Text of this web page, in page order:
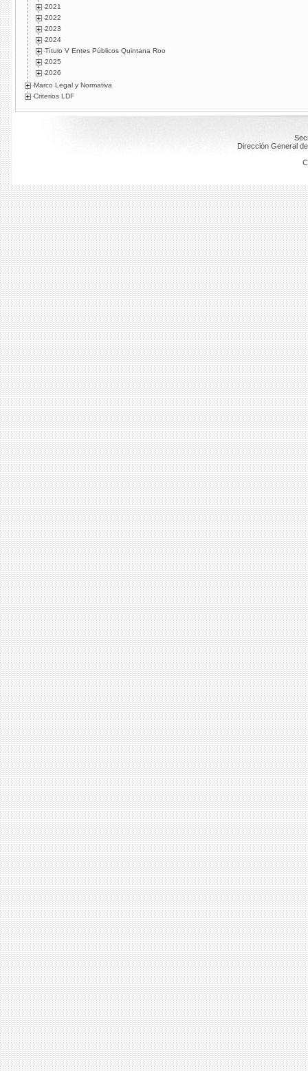
2021
2022
2023
2024
Título V Entes Públicos Quintana Roo
2025
2026
Marco Legal y Normativa
Criterios LDF
Dirección General